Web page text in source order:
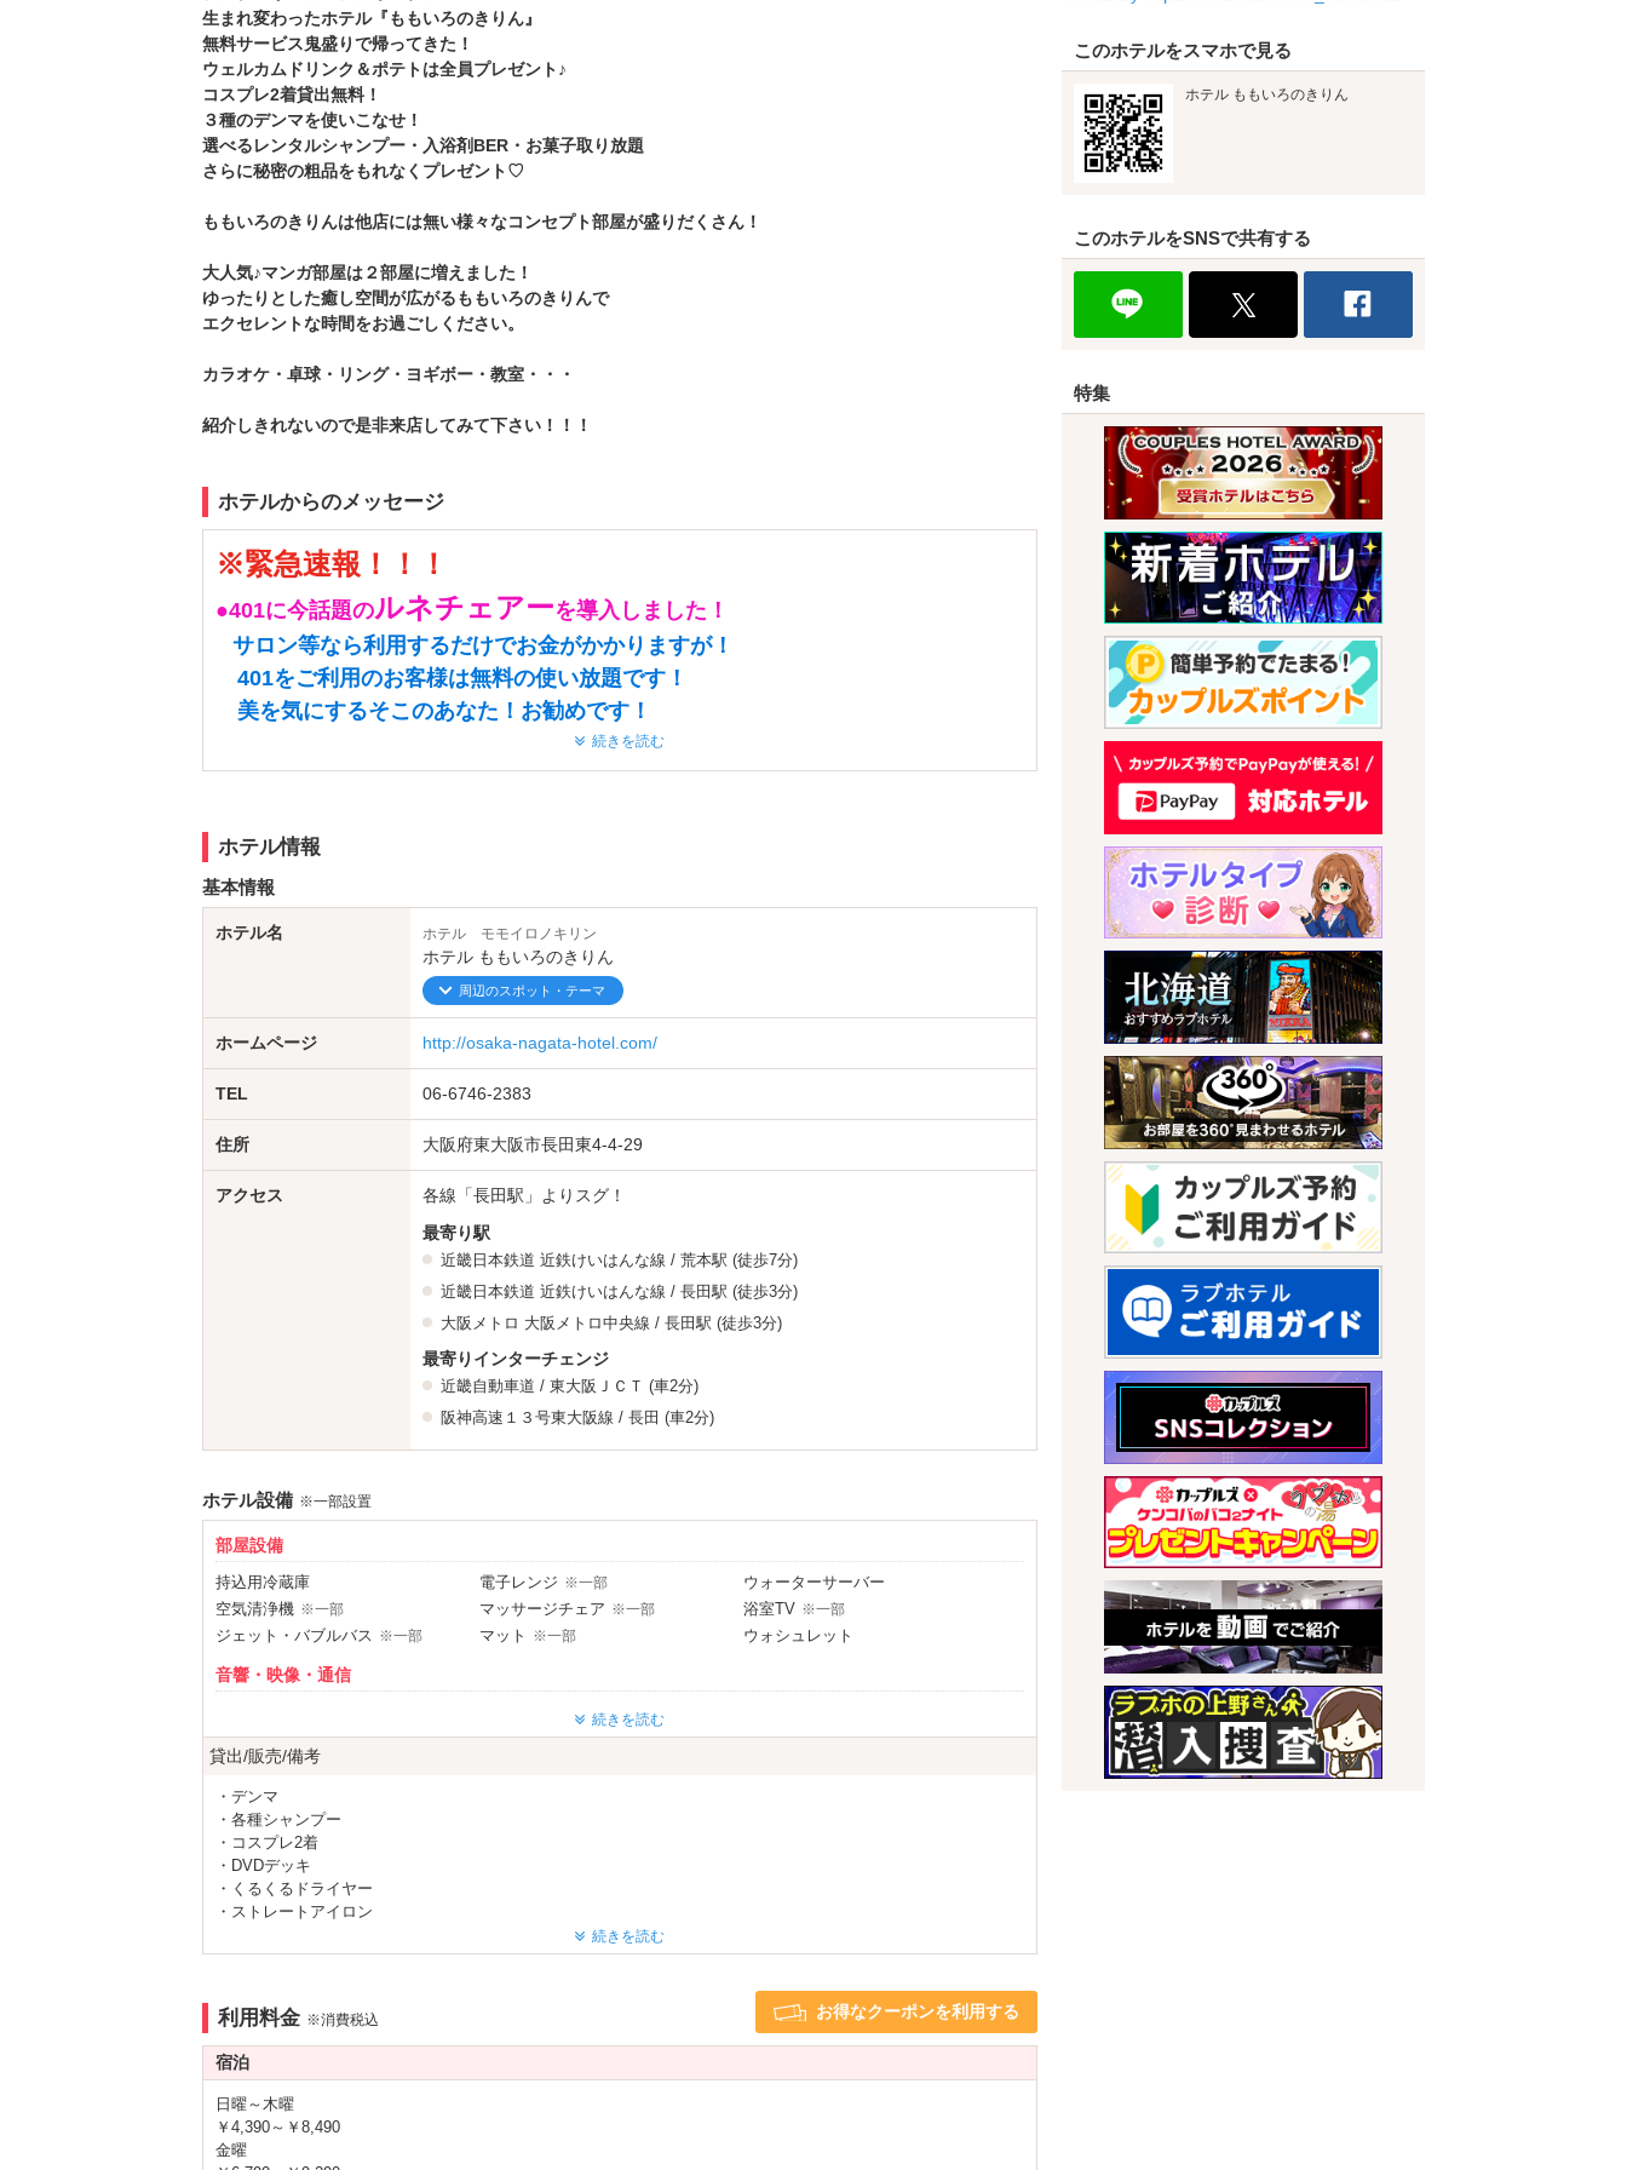
生まれ変わったホテル『ももいろのきりん』
無料サービス鬼盛りで帰ってきた！
ウェルカムドリンク＆ポテトは全員プレゼント♪
コスプレ2着貸出無料！
３種のデンマを使いこなせ！
選べるレンタルシャンプー・入浴剤BER・お菓子取り放題
さらに秘密の粗品をもれなくプレゼント♡
ももいろのきりんは他店には無い様々なコンセプト部屋が盛りだくさん！
大人気♪マンガ部屋は２部屋に増えました！
ゆったりとした癒し空間が広がるももいろのきりんで
エクセレントな時間をお過ごしください。
カラオケ・卓球・リング・ヨギボー・教室・・・
紹介しきれないので是非来店してみて下さい！！！
ホテルからのメッセージ
※緊急速報！！！
●401に今話題のルネチェアーを導入しました！
サロン等なら利用するだけでお金がかかりますが！
401をご利用のお客様は無料の使い放題です！
美を気にするそこのあなた！お勧めです！
●JOYSOUNDカラオケ導入！！
喫煙しながらカラオケ出来るなんて！！！最高！！！
２０２・５０６号室！空いてたら是非とも利用して下さい！
駅から徒歩のお客様は
タクシーをご利用ください。
タクシー割引あります！
女子に朗報！！
ご要望にお応えして…
洗面ドライヤーをリニューアルしました♪
≫≫公式ホームページはこちらから！
★２０３号室 LIVE DAMカラオケルーム♪
カラオケBOX行くより絶対オトク！！
★３０６号室 本格卓球台＆LIVE DAMカラオケルーム♪
ライトを浴びるだけでアンチエイジング効果♪
★４０２号室 ボクシングルーム
真っ白に燃え尽きれる部屋がきりんにはあります！
★４０６号室 禁煙ルーム！
★５０１号室 エクササイズルーム！
きりんでバキバキボディになれる！トレーニングルームが出現！
★５０２号室 漫画ルーム！
どれだけ読んでも無料！リクエストも承り中！
★５０５号室 カジノルーム！
★６０１号室 禁煙＆漫画＆酸素カプセルルーム！
美意識は内側から！漫画を読みながらまったり過ごせます。
≫≫公式ホームページはこちらから！
日替わりで楽しい
【イベントカレンダー】
公式ホームページにて情報公開中♡
公式ホームページはこちらから！
これ全部無料♪
☑ドリンク
☑揚げたて
続きを読む
ホテル情報
基本情報
ホテル名 ホテル モモイロノキリン
ホテル ももいろのきりん
周辺のスポット・テーマ
ホームページ http://osaka-nagata-hotel.com/
TEL 06-6746-2383
住所 大阪府東大阪市長田東4-4-29
アクセス
各線「長田駅」よりスグ！
最寄り駅
近畿日本鉄道 近鉄けいはんな線 / 荒本駅 (徒歩7分)
近畿日本鉄道 近鉄けいはんな線 / 長田駅 (徒歩3分)
大阪メトロ 大阪メトロ中央線 / 長田駅 (徒歩3分)
最寄りインターチェンジ
近畿自動車道 / 東大阪ＪＣＴ (車2分)
阪神高速１３号東大阪線 / 長田 (車2分)
ホテル設備 ※一部設置
部屋設備
持込用冷蔵庫 電子レンジ ※一部
ウォーターサーバー
空気清浄機 ※一部 マッサージチェア ※一部 浴室TV ※一部
ジェット・バブルバス ※一部 マット ※一部 ウォシュレット
音響・映像・通信
Wi-Fi
有線LAN
Android充電器
iPhone充電器
アメニティ
セレクトシャンプー
電気マッサージ器
部屋タイプ
3名以上利用可
サービス
ルームサービス 女子会
続きを読む
貸出/販売/備考
・デンマ
・各種シャンプー
・コスプレ2着
・DVDデッキ
・くるくるドライヤー
・ストレートアイロン
・ヘアドライヤー
・コンタクト保存液
・飲料各種
続きを読む
利用料金 ※消費税込 お得なクーポンを利用する
宿泊
日曜～木曜
￥4,390～￥8,490
金曜
このホテルをスマホで見る
ホテル ももいろのきりん
このホテルをSNSで共有する
特集